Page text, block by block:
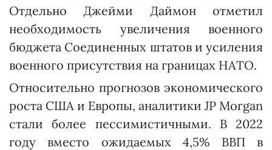
Отдельно Джейми Даймон отметил
необходимость увеличения военного
бюджета Соединенных штатов и усиления
военного присутствия на границах НАТО.
Относительно прогнозов экономического
роста США и Европы, аналитики JP Morgan
стали более пессимистичными. В 2022
году вместо ожидаемых 4,5% ВВП в